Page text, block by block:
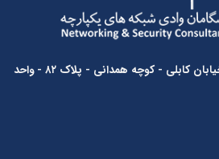
آدرس:تهران - سید خندان - خیابان کابلی - کوچه همدانی - پلاک ۸۲ - واحد